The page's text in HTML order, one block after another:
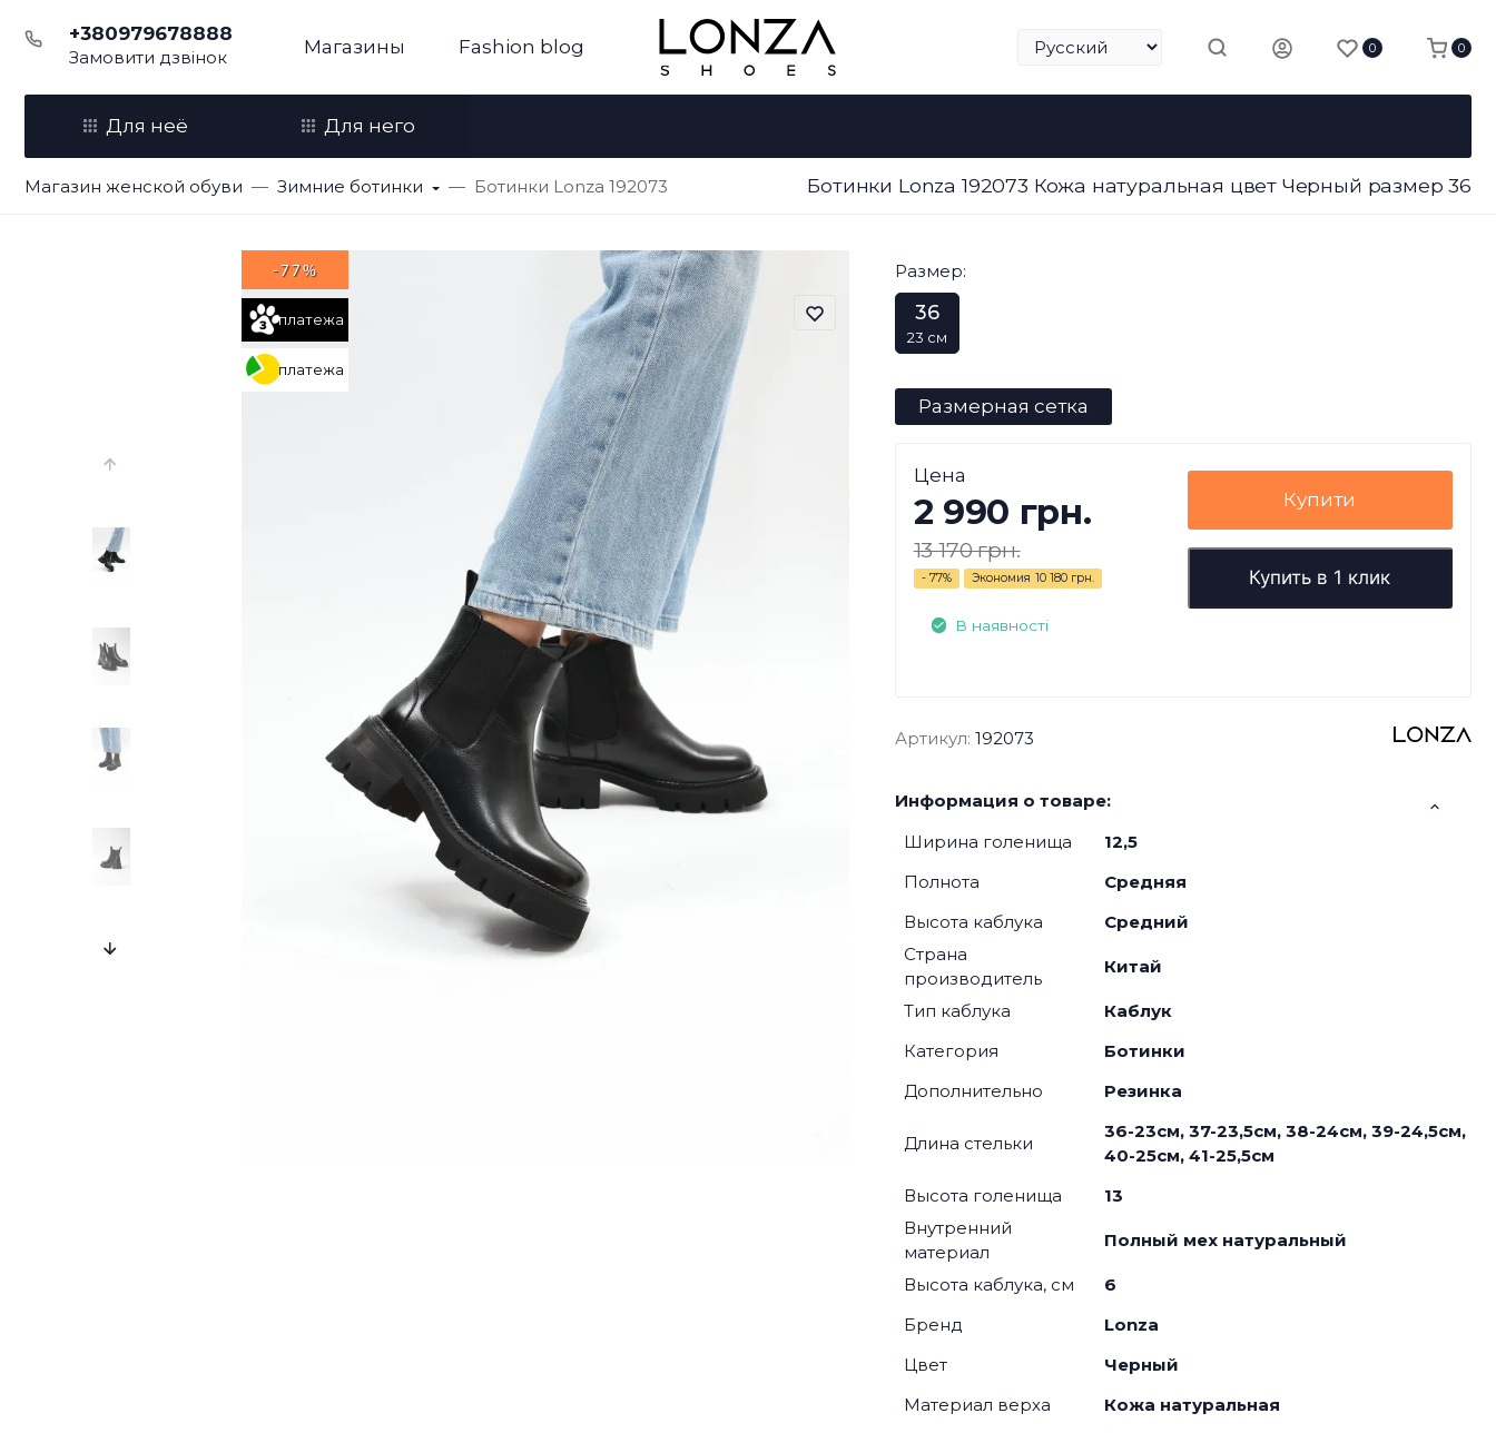
+380979678888
Замовити дзвінок Магазины Fashion blog 0 0
Для неё Для него
Магазин женской обуви Зимние ботинки Ботинки Lonza 192073 Ботинки Lonza 192073 Кожа натуральная цвет Черный размер 36
платежа
платежа
-77% Размер:
36
23 см
Размерная сетка
Цена
2 990 грн.
13 170 грн.
- 77% Экономия 10 180 грн.
В наявності
Купити
Купить в 1 клик
Артикул: 192073
Информация о товаре:
Ширина голенища
12,5
Полнота
Средняя
Высота каблука
Средний
Страна
производитель
Китай
Тип каблука
Каблук
Категория
Ботинки
Дополнительно
Резинка
Длина стельки
36-23см, 37-23,5см, 38-24см, 39-24,5см,
40-25см, 41-25,5см
Высота голенища
13
Внутренний
материал
Полный мех натуральный
Высота каблука, см
6
Бренд
Lonza
Цвет
Черный
Материал верха
Кожа натуральная